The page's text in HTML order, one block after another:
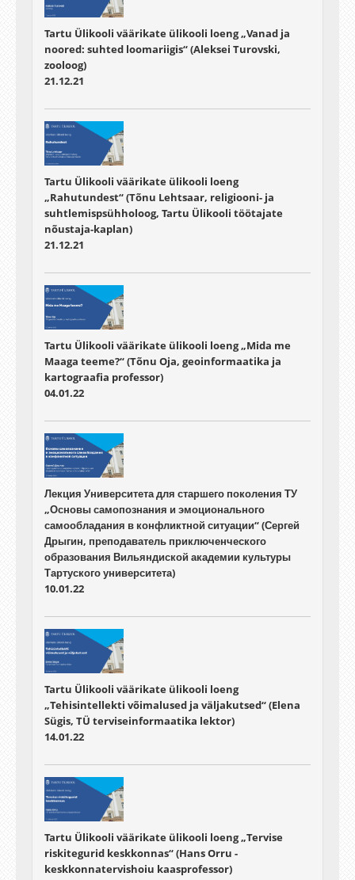
Tartu Ülikooli väärikate ülikooli loeng „Vanad ja
noored: suhted loomariigis“ (Aleksei Turovski,
zooloog)
21.12.21
Tartu Ülikooli väärikate ülikooli loeng
„Rahutundest“ (Tõnu Lehtsaar, religiooni- ja
suhtlemispsühholoog, Tartu Ülikooli töötajate
nõustaja-kaplan)
21.12.21
Tartu Ülikooli väärikate ülikooli loeng „Mida me
Maaga teeme?“ (Tõnu Oja, geoinformaatika ja
kartograafia professor)
04.01.22
Лекция Университета для старшего поколения ТУ
„Основы самопознания и эмоционального
самообладания в конфликтной ситуации“ (Сергей
Дрыгин, преподаватель приключенческого
образования Вильяндиской академии культуры
Тартуского университета)
10.01.22
Tartu Ülikooli väärikate ülikooli loeng
„Tehisintellekti võimalused ja väljakutsed“ (Elena
Sügis, TÜ terviseinformaatika lektor)
14.01.22
Tartu Ülikooli väärikate ülikooli loeng „Tervise
riskitegurid keskkonnas“ (Hans Orru -
keskkonnatervishoiu kaasprofessor)